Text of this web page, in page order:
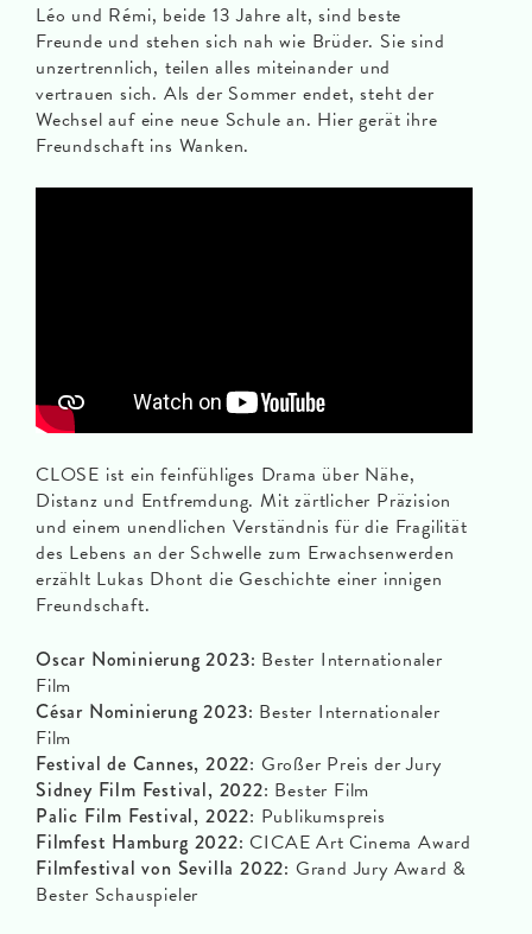
Léo und Rémi, beide 13 Jahre alt, sind beste
Freunde und stehen sich nah wie Brüder. Sie sind
unzertrennlich, teilen alles miteinander und
vertrauen sich. Als der Sommer endet, steht der
Wechsel auf eine neue Schule an. Hier gerät ihre
Freundschaft ins Wanken.
CLOSE ist ein feinfühliges Drama über Nähe,
Distanz und Entfremdung. Mit zärtlicher Präzision
und einem unendlichen Verständnis für die Fragilität
des Lebens an der Schwelle zum Erwachsenwerden
erzählt Lukas Dhont die Geschichte einer innigen
Freundschaft.
Oscar Nominierung 2023: Bester Internationaler
Film
César Nominierung 2023: Bester Internationaler
Film
Festival de Cannes, 2022: Großer Preis der Jury
Sidney Film Festival, 2022: Bester Film
Palic Film Festival, 2022: Publikumspreis
Filmfest Hamburg 2022: CICAE Art Cinema Award
Filmfestival von Sevilla 2022: Grand Jury Award &
Bester Schauspieler